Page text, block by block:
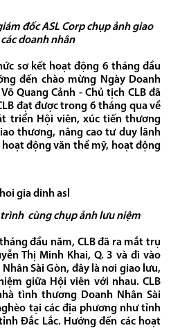
đốc ASL Corp chụp ảnh giao
doanh nhân
sơ kết hoạt động 6 tháng đầu
đến chào mừng Ngày Doanh
Quang Cảnh - Chủ tịch CLB đã
đạt được trong 6 tháng qua về
triển Hội viên, xúc tiến thương
thương, nâng cao tư duy lãnh
động văn thể mỹ, hoạt động
cùng chụp ảnh lưu niệm
đầu năm, CLB đã ra mắt trụ
Thị Minh Khai, Q. 3 và đi vào
Sài Gòn, đây là nơi giao lưu,
giữa Hội viên với nhau. CLB
tình thương Doanh Nhân Sài
tại các địa phương như tỉnh
Đắc Lắc. Hướng đến các hoạt